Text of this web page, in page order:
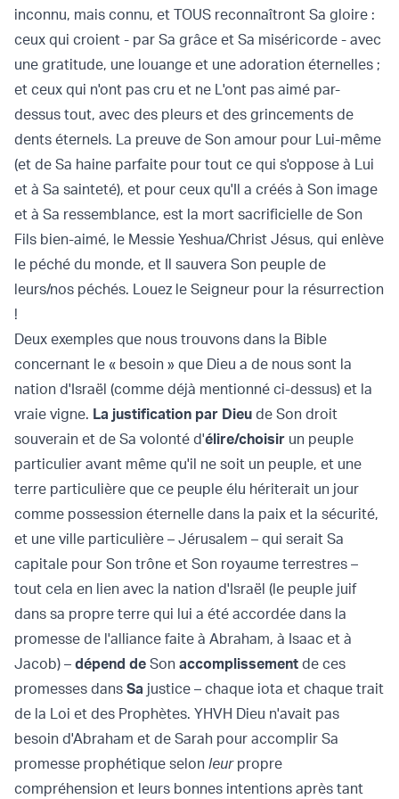
inconnu, mais connu, et TOUS reconnaîtront Sa gloire :
ceux qui croient - par Sa grâce et Sa miséricorde - avec
une gratitude, une louange et une adoration éternelles ;
et ceux qui n'ont pas cru et ne L'ont pas aimé par-
dessus tout, avec des pleurs et des grincements de
dents éternels. La preuve de Son amour pour Lui-même
(et de Sa haine parfaite pour tout ce qui s'oppose à Lui
et à Sa sainteté), et pour ceux qu'Il a créés à Son image
et à Sa ressemblance, est la mort sacrificielle de Son
Fils bien-aimé, le Messie Yeshua/Christ Jésus, qui enlève
le péché du monde, et Il sauvera Son peuple de
leurs/nos péchés. Louez le Seigneur pour la résurrection
!
Deux exemples que nous trouvons dans la Bible
concernant le « besoin » que Dieu a de nous sont la
nation d'Israël (comme déjà mentionné ci-dessus) et la
vraie vigne. La justification par Dieu de Son droit
souverain et de Sa volonté d'élire/choisir un peuple
particulier avant même qu'il ne soit un peuple, et une
terre particulière que ce peuple élu hériterait un jour
comme possession éternelle dans la paix et la sécurité,
et une ville particulière – Jérusalem – qui serait Sa
capitale pour Son trône et Son royaume terrestres –
tout cela en lien avec la nation d'Israël (le peuple juif
dans sa propre terre qui lui a été accordée dans la
promesse de l'alliance faite à Abraham, à Isaac et à
Jacob) – dépend de Son accomplissement de ces
promesses dans Sa justice – chaque iota et chaque trait
de la Loi et des Prophètes. YHVH Dieu n'avait pas
besoin d'Abraham et de Sarah pour accomplir Sa
promesse prophétique selon leurpropre
compréhension et leurs bonnes intentions après tant